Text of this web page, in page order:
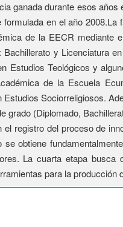
ganada durante esos
en el año
de la EECR mediante
Bachillerato y Licenciatura
Estudios Teológicos y
de la Escuela
Estudios Sociorreligiosos.
grado (Diplomado,
el registro del proceso de
se obtiene
La cuarta etapa
para la